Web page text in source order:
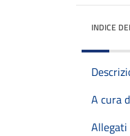
INDICE
A cura
Allegati